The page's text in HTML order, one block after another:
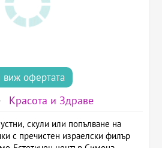
виж офертата
Красота и Здраве
скули или попълване на
с пречистен израелски филър